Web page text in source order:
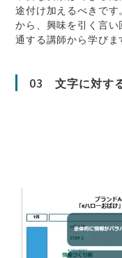
途付け加えるべきで
から、興味を引く言
通する講師から学びま
03 文字に対す